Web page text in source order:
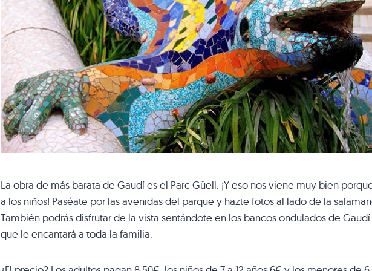
La obra de más barata de Gaudí es el Parc Güell. ¡Y eso nos viene muy bien
a los niños! Paséate por las avenidas del parque y hazte fotos al lado de la
También podrás disfrutar de la vista sentándote en los bancos ondulados de
que le encantará a toda la familia.